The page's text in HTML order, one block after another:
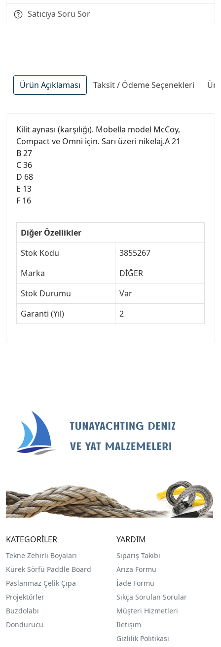
Satıcıya Soru Sor
Ürün Açıklaması Taksit / Ödeme Seçenekleri
Kilit aynası (karşılığı). Mobella model McCoy,
Compact ve Omni için. Sarı üzeri nikelaj.A 21
B 27
C 36
D 68
E 13
F 16
Diğer Özellikler
Stok Kodu
3855267
Marka
DİĞER
Stok Durumu
Var
Garanti (Yıl)
2
KATEGORİLER
Tekne Zehirli Boyaları
Kürek Sörfü Paddle Board
Paslanmaz Çelik Çıpa
Projektörler
Buzdolabı
Dondurucu
YARDIM
Sipariş Takibi
Arıza Formu
İade Formu
Sıkça Sorulan Sorular
Müşteri Hizmetleri
İletişim
Gizlilik Politikası